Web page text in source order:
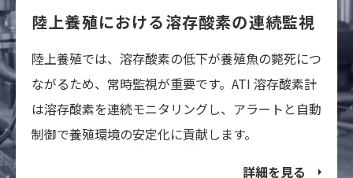
陸上養殖における溶存酸素の連続監視
陸上養殖では、溶存酸素の低下が養殖魚の斃死につ
ながるため、常時監視が重要です。ATI 溶存酸素計
は溶存酸素を連続モニタリングし、アラートと自動
制御で養殖環境の安定化に貢献します。
詳細を見る